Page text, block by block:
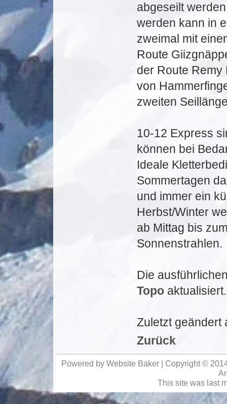
abgeseilt
werden kann in
zweimal mit
Route
der Route Remy
von
zweiten
10-12 Express
können bei
Ideale
Sommertagen
und immer ein
Herbst/Winter
ab Mittag bis
Sonnenstrahlen.
Die
Topo aktualisiert.
Zuletzt geändert
Zurück
Powered by Website Baker | Copyright ©
This site was last